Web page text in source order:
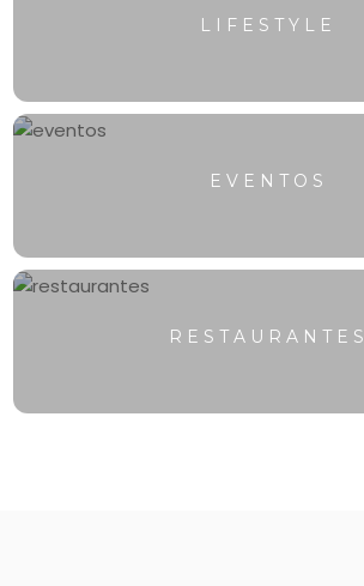
LIFESTYLE
EVENTOS
RESTAURANTES